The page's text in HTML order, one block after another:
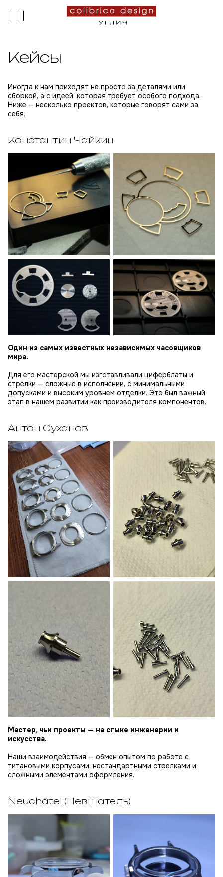
Кейсы
Иногда к нам приходят не просто за деталями или
сборкой, а с идеей, которая требует особого подхода.
Ниже — несколько проектов, которые говорят сами за
себя.
Константин Чайкин
Один из самых известных независимых часовщиков
мира.
Для его мастерской мы изготавливали циферблаты и
стрелки — сложные в исполнении, с минимальными
допусками и высоким уровнем отделки. Это был важный
этап в нашем развитии как производителя компонентов.
Антон Суханов
Мастер, чьи проекты — на стыке инженерии и
искусства.
Наши взаимодействия — обмен опытом по работе с
титановыми корпусами, нестандартными стрелками и
сложными элементами оформления.
Neuchâtel (Невшатель)